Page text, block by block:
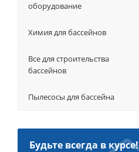
оборудование
Химия для бассейнов
Все для строительства
бассейнов
Пылесосы для бассейна
Будьте всегда в курсе!